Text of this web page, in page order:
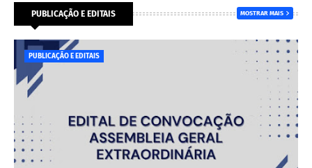
PUBLICAÇÃO E EDITAIS MOSTRAR MAIS
PUBLICAÇÃO E EDITAIS